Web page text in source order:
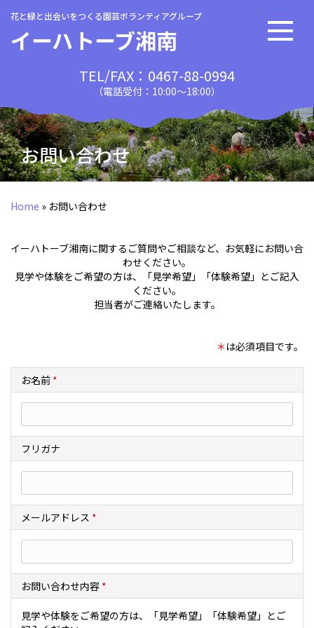
花と緑と出会いをつくる園芸ボランティアグループ
イーハトーブ湘南
TEL/FAX：0467-88-0994
（電話受付：10:00〜18:00）
お問い合わせ
Home » お問い合わせ
イーハトーブ湘南に関するご質問やご相談など、お気軽にお問い合
わせください。
見学や体験をご希望の方は、「見学希望」「体験希望」とご記入
ください。
担当者がご連絡いたします。
＊ は必須項目です。
お名前 *
フリガナ
メールアドレス *
お問い合わせ内容 *
見学や体験をご希望の方は、「見学希望」「体験希望」とご